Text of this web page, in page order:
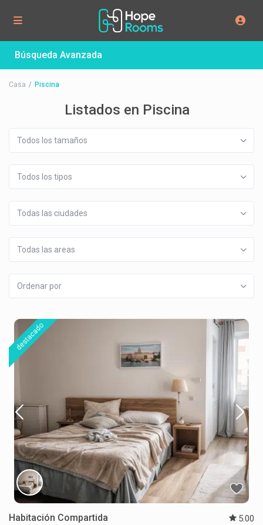
Búsqueda Avanzada
Casa Piscina
Listados en Piscina
Todos los tamaños
Todos los tipos
Todas las ciudades
Todas las areas
Ordenar por
destacado
Habitación Compartida 5.00